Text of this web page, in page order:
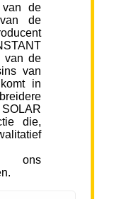
de
de
van de
van
in
die,
ons